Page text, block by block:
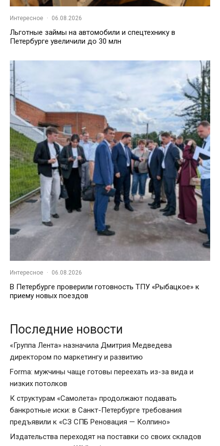
Интересное · 06.08.2026
Льготные займы на автомобили и спецтехнику в
Петербурге увеличили до 30 млн
Интересное · 06.08.2026
В Петербурге проверили готовность ТПУ «Рыбацкое» к
приему новых поездов
Последние новости
«Группа Лента» назначила Дмитрия Медведева
директором по маркетингу и развитию
Forma: мужчины чаще готовы переехать из-за вида и
низких потолков
К структурам «Самолета» продолжают подавать
банкротные иски: в Санкт-Петербурге требования
предъявили к «СЗ СПБ Реновация — Колпино»
Издательства переходят на поставки со своих складов